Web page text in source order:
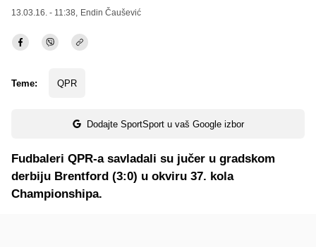
13.03.16. - 11:38, Endin Čaušević
Teme: QPR
Dodajte SportSport u vaš Google izbor
Fudbaleri QPR-a savladali su jučer u gradskom
derbiju Brentford (3:0) u okviru 37. kola
Championshipa.